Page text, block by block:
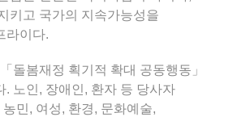
키고 국가의 지속가능성을
라이다.
돌봄재정 획기적 확대 공동행동」
. 노인, 장애인, 환자 등 당사자
민, 여성, 환경, 문화예술,